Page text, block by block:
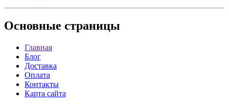
Основные страницы
Главная
Блог
Доставка
Оплата
Контакты
Карта сайта